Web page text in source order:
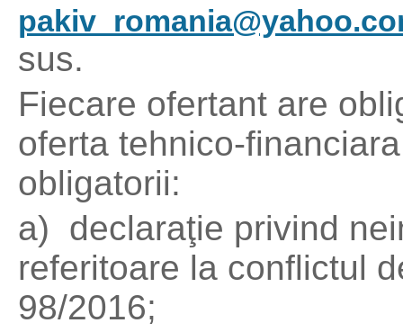
sus.
Fiecare ofertant are
oferta tehnico-
obligatorii:
a) declaraţie privind
referitoare la conflictul
98/2016;